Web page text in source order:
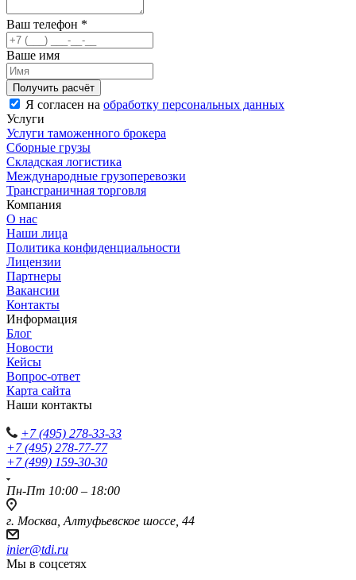
Ваш телефон *
Ваше имя
Я согласен на обработку персональных данных
Услуги
Услуги таможенного брокера
Сборные грузы
Складская логистика
Международные грузоперевозки
Трансграничная торговля
Компания
О нас
Наши лица
Политика конфиденциальности
Лицензии
Партнеры
Вакансии
Контакты
Информация
Блог
Новости
Кейсы
Вопрос-ответ
Карта сайта
Наши контакты
+7 (495) 278-33-33
+7 (495) 278-77-77
+7 (499) 159-30-30
Пн-Пт 10:00 – 18:00
г. Москва, Алтуфьевское шоссе, 44
inier@tdi.ru
Мы в соцсетях